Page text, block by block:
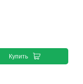
Купить